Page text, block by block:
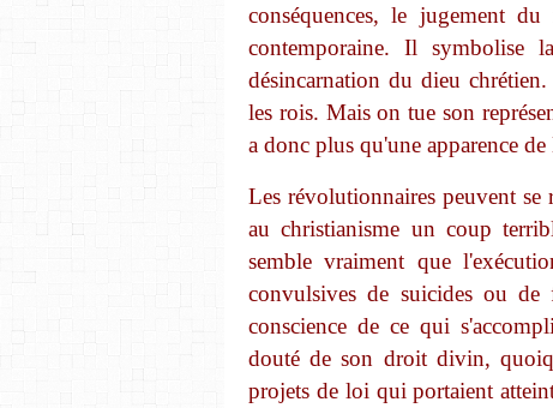
conséquences, le jugement
contemporaine. Il symbolise
désincarnation du dieu
les rois. Mais on tue son
a donc plus qu'une apparence
Les révolutionnaires peuvent
au christianisme un coup
semble vraiment que
convulsives de suicides ou de
conscience de ce qui
douté de son droit divin,
projets de loi qui portaient